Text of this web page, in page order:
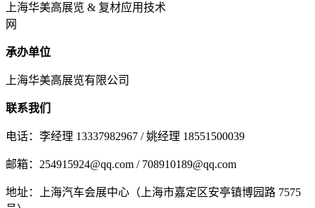
上海华美高展览 & 复材应用技术
网
承办单位
上海华美高展览有限公司
联系我们
电话：李经理 13337982967 / 姚经理 18551500039
邮箱：254915924@qq.com / 708910189@qq.com
地址：上海汽车会展中心（上海市嘉定区安亭镇博园路 7575